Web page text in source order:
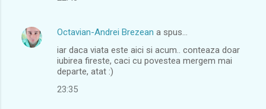
Octavian-Andrei Brezean a spus…
iar daca viata este aici si acum.. conteaza doar
iubirea fireste, caci cu povestea mergem mai
departe, atat :)
23:35